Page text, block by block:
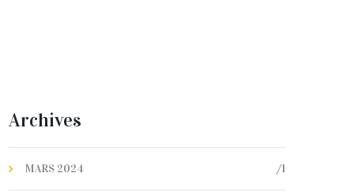
Archives
MARS 2024 /1